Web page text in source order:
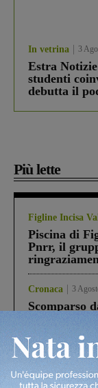
In vetrina 3
Estra
studenti
debutta il
Più lette
Figline Incisa
Piscina di
Pnrr, il
Cronaca 3
Scomparso
Fiorentino
Levane nel
Cronaca 4
Un anno fa